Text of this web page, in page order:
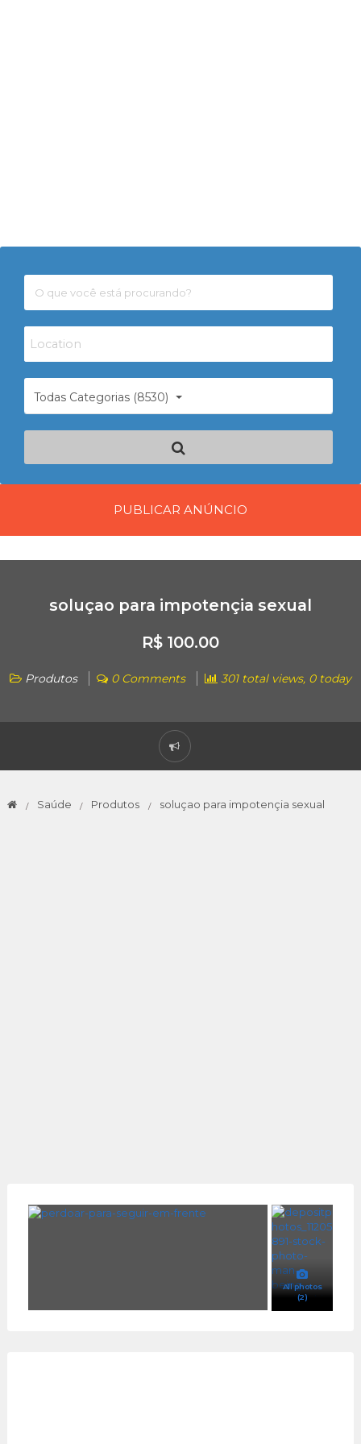
Todas Categorias (8530)
PUBLICAR ANÚNCIO
soluçao para impotençia sexual
R$ 100.00
Produtos 0 Comments 301 total views, 0 today
Saúde Produtos soluçao para impotençia sexual
All photos
(2)